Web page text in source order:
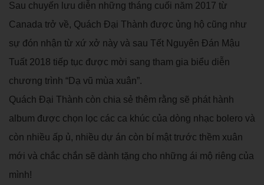
Sau chuyến lưu diễn những tháng cuối năm 2017 từ
Canada trở về, Quách Đại Thành được ủng hộ cũng như
sự đón nhận từ xứ xở này và sau Tết Nguyên Đán Mậu
Tuất 2018 tiếp tục được mời sang tham gia biểu diễn
chương trình “Dạ vũ mùa xuân”.
Quách Đại Thành còn chia sẻ thêm rằng sẽ phát hành
album được chọn lọc các ca khúc của dòng nhạc bolero và
còn nhiều ấp ủ, nhiều dự án còn bí mật trước thềm xuân
mới và chắc chắn sẽ dành tặng cho những ái mộ riêng của
mình!